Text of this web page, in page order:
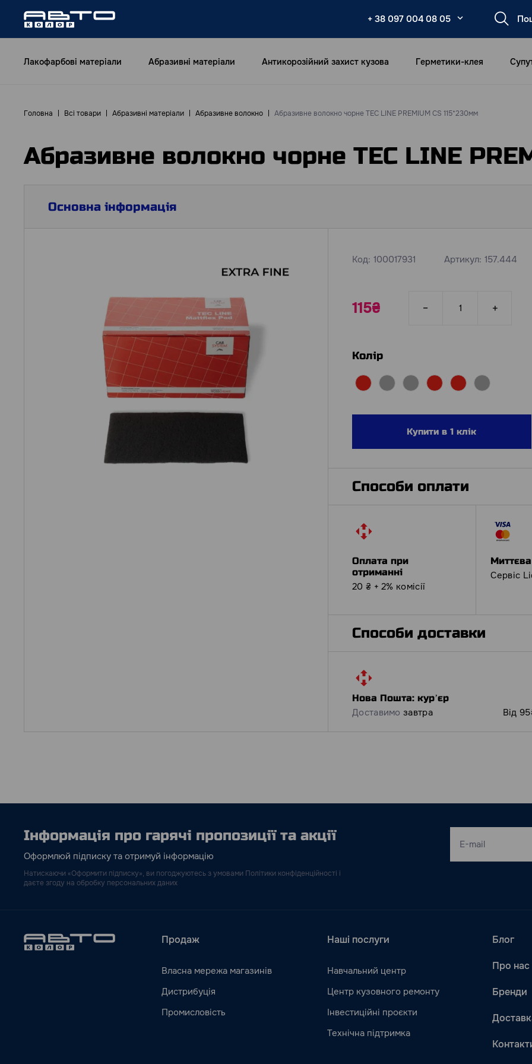
+ 38 097 004 08 05
Лакофарбові матеріали Абразивні матеріали Антикорозійний захист кузова Герметики-клея
Головна Всі товари Абразивні матеріали Абразивне волокно Абразивне волокно чорне TEC LINE PREMIUM CS 115*230мм
Абразивне волокно чорне TEC LINE
Основна інформація
Код: 100017931 Артикул: 157.444
115₴
Колір
Купити в 1 клік
Способи оплати
Оплата при
отриманні
20 ₴ + 2% комісії
Сервіс
Способи доставки
Нова Пошта: курʼєр
Доставимо завтра Від
Інформація про гарячі пропозиції та акції
Оформлюй підписку та отримуй інформацію
Натискаючи «Оформити підписку», ви погоджуютесь з умовами Політики конфіденційності і
даєте згоду на обробку персональних даних
Продаж
Власна мережа магазинів
Дистрибуція
Промисловість
Наші послуги
Навчальний центр
Центр кузовного ремонту
Інвестиційні проєкти
Технічна підтримка
Блог
Про нас
Бренди